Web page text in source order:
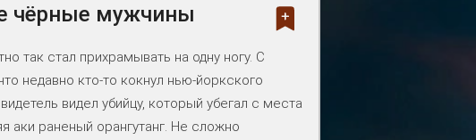
чёрные мужчины
так стал прихрамывать на одну ногу. С
недавно кто-то кокнул нью-йоркского
видел убийцу, который убегал с места
аки раненый орангутанг. Не сложно